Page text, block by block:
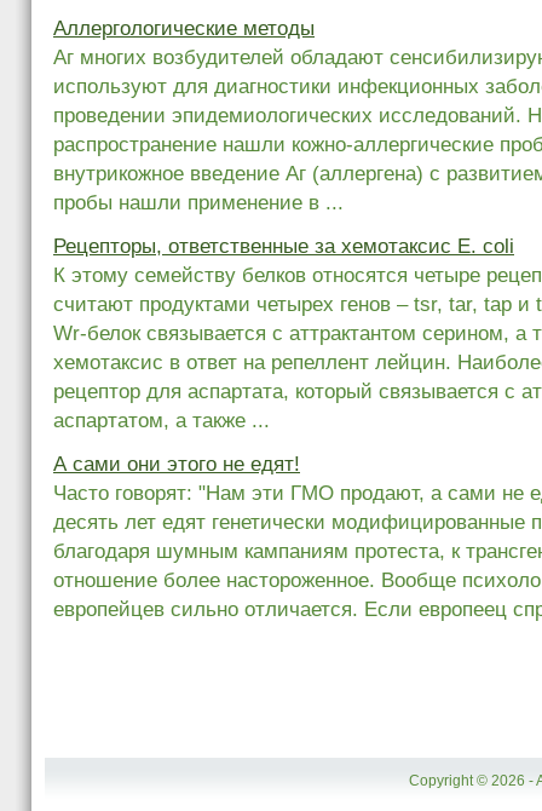
Аллергологические методы
Аг многих возбудителей обладают
используют для диагностики инфекционных
проведении эпидемиологических исследований.
распространение нашли кожно-аллергические
внутрикожное введение Аг (аллергена) с
пробы нашли применение в ...
Рецепторы, ответственные за хемотаксис Е. coli
К этому семейству белков относятся четыре
считают продуктами четырех генов – tsr, tar, tap
Wr‑белок связывается с аттрактантом серином, а
хемотаксис в ответ на репеллент лейцин.
рецептор для аспартата, который связывается с
аспартатом, а также ...
А сами они этого не едят!
Часто говорят: "Нам эти ГМО продают, а сами не
десять лет едят генетически модифицированные
благодаря шумным кампаниям протеста, к
отношение более настороженное. Вообще
европейцев сильно отличается. Если европеец
Copyright © 2026 -